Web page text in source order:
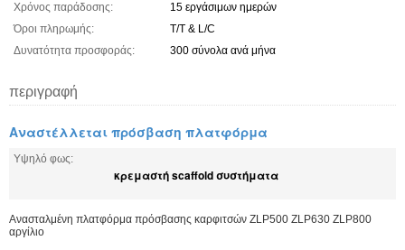
Χρόνος παράδοσης:
15 εργάσιμων ημερών
Όροι πληρωμής:
T/T & L/C
Δυνατότητα προσφοράς:
300 σύνολα ανά μήνα
περιγραφή
Αναστέλλεται πρόσβαση πλατφόρμα
Υψηλό φως:
κρεμαστή scaffold συστήματα
Ανασταλμένη πλατφόρμα πρόσβασης καρφιτσών ZLP500 ZLP630 ZLP800
αργίλιο